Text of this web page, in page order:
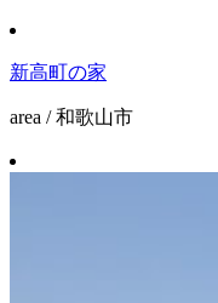
新高町の家
area / 和歌山市